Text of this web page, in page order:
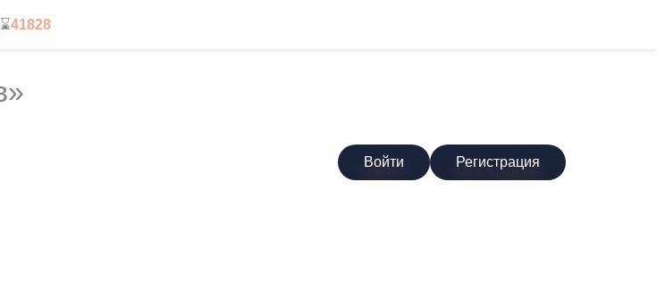
⌛41828
Войти Регистрация